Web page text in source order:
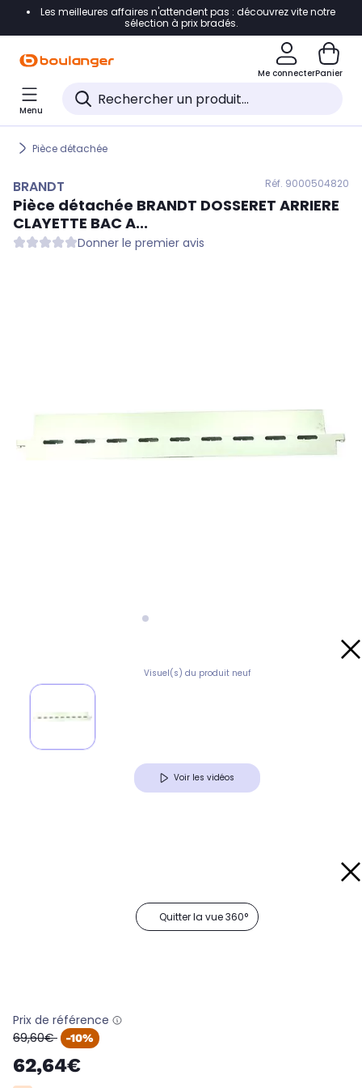
Accéder directement à la navigation
Accéder directement au pied de page
Accéder directement au chatbot
Les meilleures affaires n'attendent pas : découvrez vite notre
sélection à prix bradés.
Me connecterPanier
Menu
Pièce détachée
BRANDT Réf. 9000504820
Pièce détachée BRANDT DOSSERET ARRIERE
CLAYETTE BAC A...
Donner le premier avis
Visuel(s) du produit neuf
Voir les vidéos
Quitter la vue 360°
Prix de référence
oldPrice
69,60€ -10%
62,64€